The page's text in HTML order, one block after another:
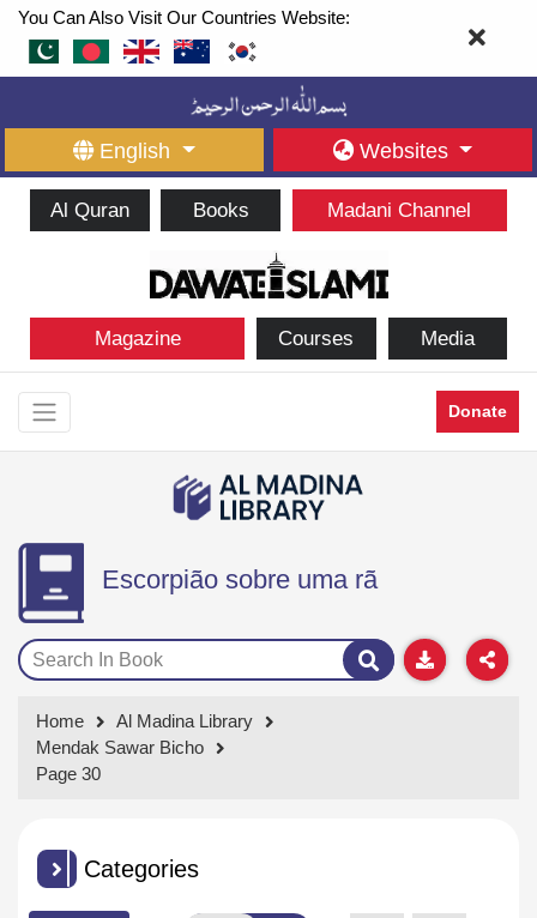
You Can Also Visit Our Countries Website:
English Websites
Al Quran Books Madani Channel
Magazine Courses Media
Donate
Escorpião sobre uma rã
Home
Al Madina Library
Mendak Sawar Bicho
Page 30
Categories